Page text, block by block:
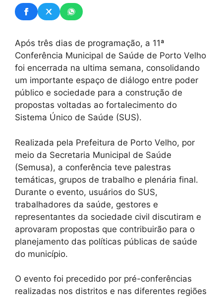
Após três dias de programação, a 11ª
Conferência Municipal de Saúde de Porto Velho
foi encerrada na ultima semana, consolidando
um importante espaço de diálogo entre poder
público e sociedade para a construção de
propostas voltadas ao fortalecimento do
Sistema Único de Saúde (SUS).
Realizada pela Prefeitura de Porto Velho, por
meio da Secretaria Municipal de Saúde
(Semusa), a conferência teve palestras
temáticas, grupos de trabalho e plenária final.
Durante o evento, usuários do SUS,
trabalhadores da saúde, gestores e
representantes da sociedade civil discutiram e
aprovaram propostas que contribuirão para o
planejamento das políticas públicas de saúde
do município.
O evento foi precedido por pré-conferências
realizadas nos distritos e nas diferentes regiões